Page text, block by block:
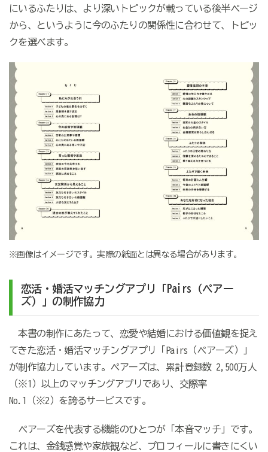
にいるふたりは、より深いトピックが載っている後半ページ
から、というように今のふたりの関係性に合わせて、トピッ
クを選べます。
※画像はイメージです。実際の紙面とは異なる場合があります。
恋活・婚活マッチングアプリ「Pairs（ペアー
ズ）」の制作協力
本書の制作にあたって、恋愛や結婚における価値観を捉え
てきた恋活・婚活マッチングアプリ「Pairs（ペアーズ）」
が制作協力しています。ペアーズは、累計登録数 2,500万人
（※1）以上のマッチングアプリであり、交際率
No.1（※2）を誇るサービスです。
ペアーズを代表する機能のひとつが「本音マッチ」です。
これは、金銭感覚や家族観など、プロフィールに書きにくい